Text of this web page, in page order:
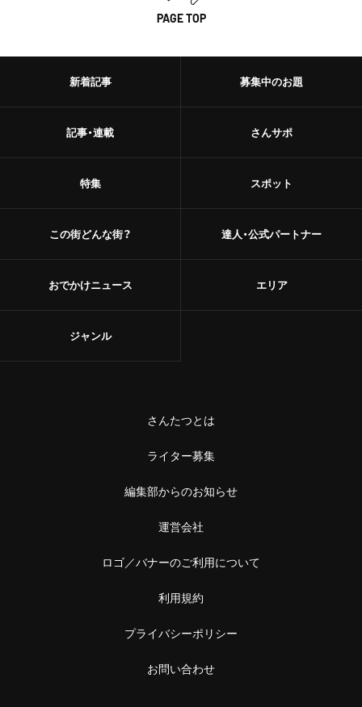
PAGE TOP
新着記事
記事・連載
特集
この街どんな街？
おでかけニュース
募集中のお題
さんサポ
スポット
達人・公式パートナー
エリア
ジャンル
さんたつとは
ライター募集
編集部からのお知らせ
運営会社
ロゴ／バナーのご利用について
利用規約
プライバシーポリシー
お問い合わせ